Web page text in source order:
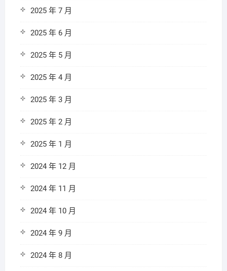
2025 年 7 月
2025 年 6 月
2025 年 5 月
2025 年 4 月
2025 年 3 月
2025 年 2 月
2025 年 1 月
2024 年 12 月
2024 年 11 月
2024 年 10 月
2024 年 9 月
2024 年 8 月